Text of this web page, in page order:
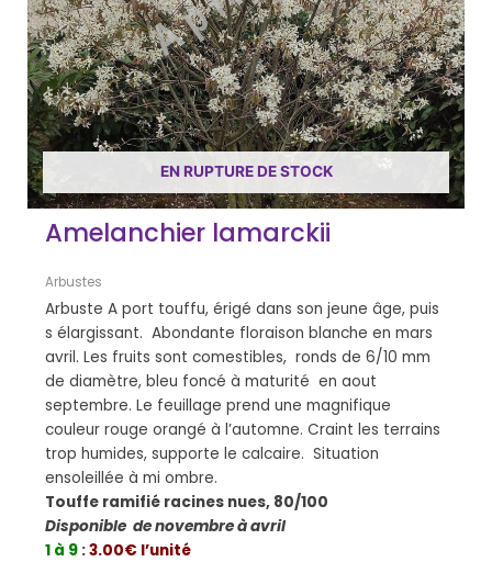
EN RUPTURE DE STOCK
Amelanchier lamarckii
Arbustes
Arbuste A port touffu, érigé dans son jeune âge, puis
s élargissant. Abondante floraison blanche en mars
avril. Les fruits sont comestibles, ronds de 6/10 mm
de diamètre, bleu foncé à maturité en aout
septembre. Le feuillage prend une magnifique
couleur rouge orangé à l’automne. Craint les terrains
trop humides, supporte le calcaire. Situation
ensoleillée à mi ombre.
Touffe ramifié racines nues, 80/100
Disponible de novembre à avril
1 à 9 :3.00€ l’unité